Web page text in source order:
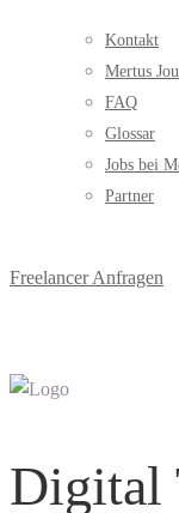
Kontakt
Mertus
FAQ
Glossar
Jobs bei
Partner
Freelancer Anfragen
Digital